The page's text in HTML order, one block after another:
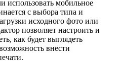
использовать мобильное
с выбора типа и
исходного фото или
позволяет настроить и
как будет выглядеть
внести